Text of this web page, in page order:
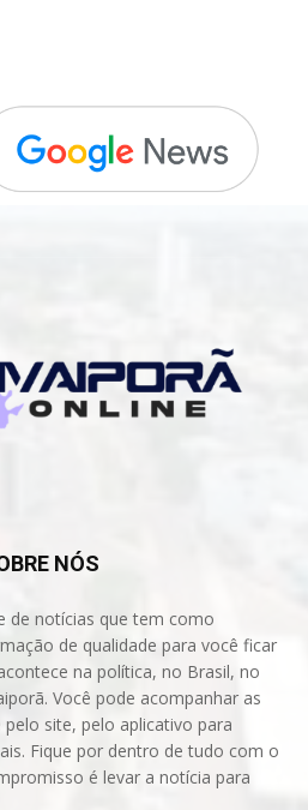
NÓS
de notícias que tem como
de qualidade para você ficar
na política, no Brasil, no
Você pode acompanhar as
site, pelo aplicativo para
Fique por dentro de tudo com o
é levar a notícia para